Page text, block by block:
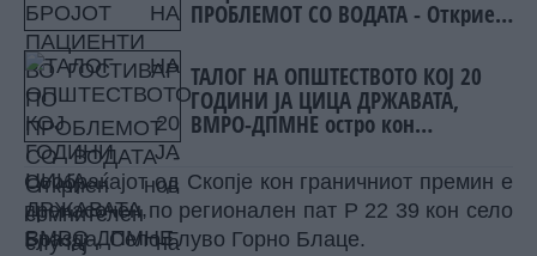
ПРОБЛЕМОТ СО ВОДАТА - Откриен
Западнонилска треска
ТАЛОГ НА ОПШТЕСТВОТО КОЈ 20
ГОДИНИ ЈА ЦИЦА ДРЖАВАТА,
ВМРО-ДПМНЕ остро кон
Сообраќајот од Скопје кон граничниот премин е
пренасочен по регионален пат Р 22 39 кон село
Бразда, Село Глуво Горно Блаце.